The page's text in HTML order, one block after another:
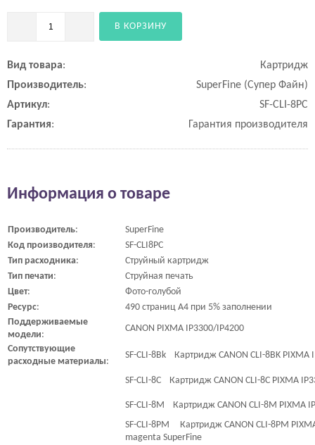
Вид товара:
Картридж
Производитель:
SuperFine (Супер Файн)
Артикул:
SF-CLI-8PC
Гарантия: Гарантия производителя
В КОРЗИНУ
Информация о товаре
Производитель:
SuperFine
Код производителя:
SF-CLI8PC
Тип расходника:
Струйный картридж
Тип печати:
Струйная печать
Цвет:
Фото-голубой
Ресурс:
490 страниц A4 при 5% заполнении
Поддерживаемые
модели:
CANON PIXMA IP3300/IP4200
Сопутствующие
расходные материалы:
SF-CLI-8Bk Картридж CANON CLI-8BK PIXMA
SF-CLI-8C Картридж CANON CLI-8C PIXMA
SF-CLI-8M Картридж CANON CLI-8M PIXMA
SF-CLI-8PM Картридж CANON CLI-8PM
magenta SuperFine